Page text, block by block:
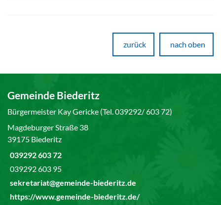
zurück nach oben
Gemeinde Biederitz
Bürgermeister Kay Gericke (Tel. 039292/ 603 72)
Magdeburger Straße 38
39175 Biederitz
039292 603 72
039292 603 95
sekretariat@gemeinde-biederitz.de
https://www.gemeinde-biederitz.de/